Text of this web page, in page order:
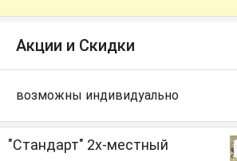
Акции и Скидки
возможны индивидуально
"Стандарт" 2х-местный